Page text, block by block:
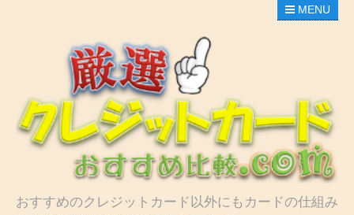
MENU
おすすめのクレジットカード以外にもカードの仕組み